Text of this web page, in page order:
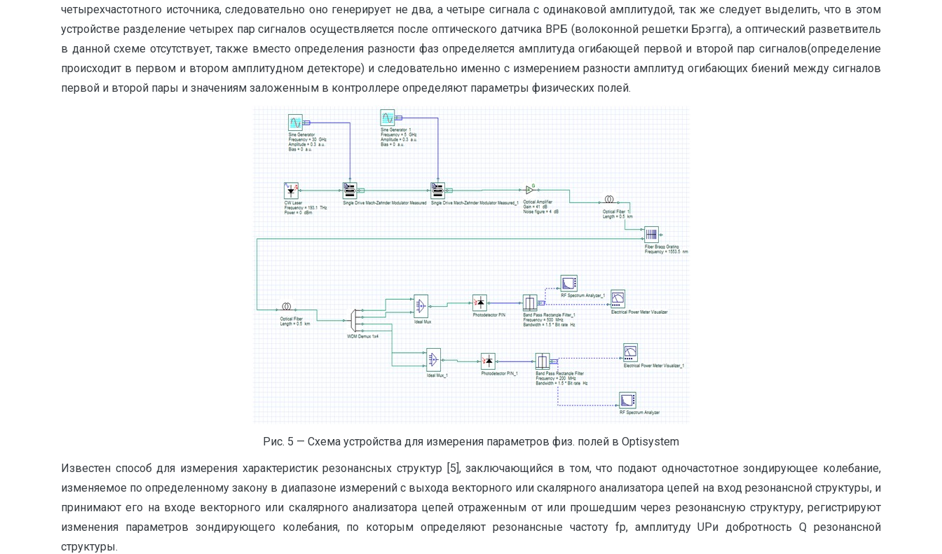
четырехчастотного источника, следовательно оно генерирует не два, а четыре сигнала с одинаковой амплитудой, так же следует выделить, что в этом
устройстве разделение четырех пар сигналов осуществляется после оптического датчика ВРБ (волоконной решетки Брэгга), а оптический разветвитель
в данной схеме отсутствует, также вместо определения разности фаз определяется амплитуда огибающей первой и второй пар сигналов(определение
происходит в первом и втором амплитудном детекторе) и следовательно именно с измерением разности амплитуд огибающих биений между сигналов
первой и второй пары и значениям заложенным в контроллере определяют параметры физических полей.
Рис. 5 — Схема устройства для измерения параметров физ. полей в Optisystem
Известен способ для измерения характеристик резонансных структур [5], заключающийся в том, что подают одночастотное зондирующее колебание,
изменяемое по определенному закону в диапазоне измерений с выхода векторного или скалярного анализатора цепей на вход резонансной структуры, и
принимают его на входе векторного или скалярного анализатора цепей отраженным от или прошедшим через резонансную структуру, регистрируют
изменения параметров зондирующего колебания, по которым определяют резонансные частоту fp, амплитуду UPи добротность Q резонансной
структуры.